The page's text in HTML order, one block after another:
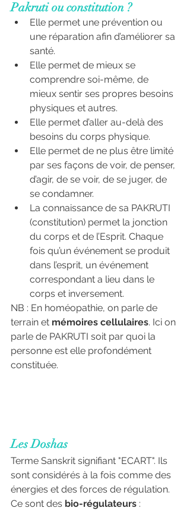
Pakruti ou constitution ?
Elle permet une prévention ou
une réparation afin d’améliorer sa
santé.
Elle permet de mieux se
comprendre soi-même, de
mieux sentir ses propres besoins
physiques et autres.
Elle permet d’aller au-delà des
besoins du corps physique.
Elle permet de ne plus être limité
par ses façons de voir, de penser,
d’agir, de se voir, de se juger, de
se condamner.
La connaissance de sa PAKRUTI
(constitution) permet la jonction
du corps et de l’Esprit. Chaque
fois qu’un événement se produit
dans l’esprit, un événement
correspondant a lieu dans le
corps et inversement.
NB : En homéopathie, on parle de
terrain et mémoires cellulaires. Ici on
parle de PAKRUTI soit par quoi la
personne est elle profondément
constituée.
Les Doshas
Terme Sanskrit signifiant "ECART". Ils
sont considérés à la fois comme des
énergies et des forces de régulation.
Ce sont des bio-régulateurs :